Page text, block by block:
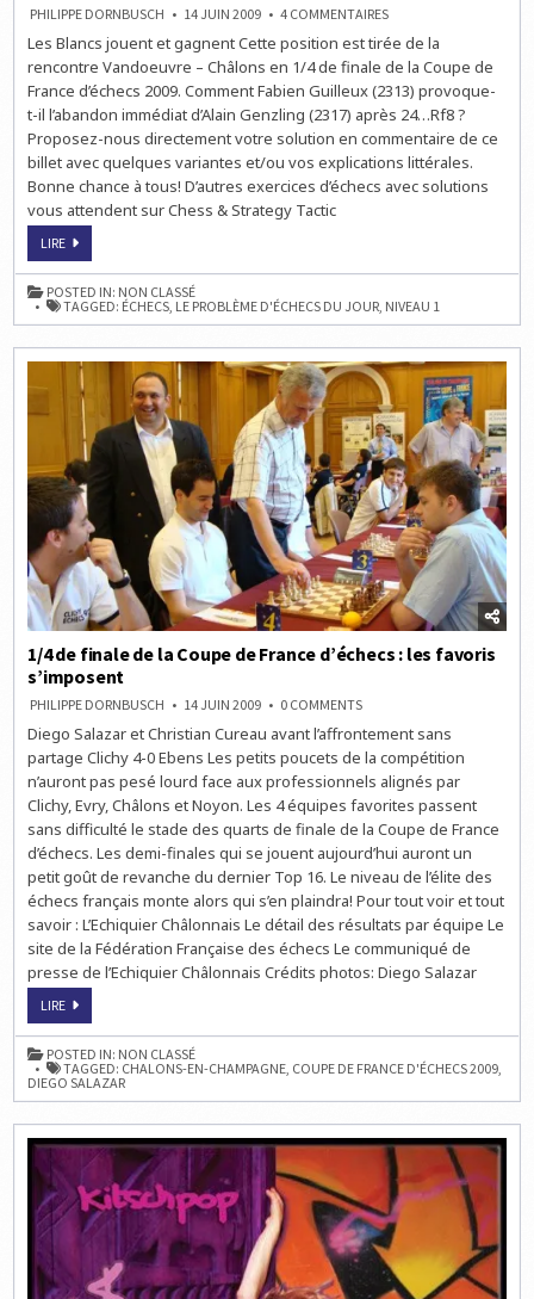
PHILIPPE DORNBUSCH 14 JUIN 2009 4 COMMENTAIRESSUR
PROBLÈME
DU
JOUR
–
NIVEAU
Les Blancs jouent et gagnent Cette position est tirée de la
rencontre Vandoeuvre – Châlons en 1/4 de finale de la Coupe de
France d’échecs 2009. Comment Fabien Guilleux (2313) provoque-
t-il l’abandon immédiat d’Alain Genzling (2317) après 24…Rf8 ?
Proposez-nous directement votre solution en commentaire de ce
billet avec quelques variantes et/ou vos explications littérales.
Bonne chance à tous! D’autres exercices d’échecs avec solutions
vous attendent sur Chess & Strategy Tactic
LIRELE
D’ÉCHECS
DU
JOUR
–
NIVEAU
POSTED IN: NON CLASSÉ
TAGGED: ÉCHECS, LE PROBLÈME D'ÉCHECS DU JOUR, NIVEAU 1
1/4 de finale de la Coupe de France d’échecs : les favoris
s’imposent
PHILIPPE DORNBUSCH 14 JUIN 2009 0 COMMENTSON
DE
DE
LA
COUPE
DE
D’ÉCHECS
:
LES
FAVORIS
Diego Salazar et Christian Cureau avant l’affrontement sans
partage Clichy 4-0 Ebens Les petits poucets de la compétition
n’auront pas pesé lourd face aux professionnels alignés par
Clichy, Evry, Châlons et Noyon. Les 4 équipes favorites passent
sans difficulté le stade des quarts de finale de la Coupe de France
d’échecs. Les demi-finales qui se jouent aujourd’hui auront un
petit goût de revanche du dernier Top 16. Le niveau de l’élite des
échecs français monte alors qui s’en plaindra! Pour tout voir et tout
savoir : L’Echiquier Châlonnais Le détail des résultats par équipe Le
site de la Fédération Française des échecs Le communiqué de
presse de l’Echiquier Châlonnais Crédits photos: Diego Salazar
LIRE1/4
FINALE
DE
LA
COUPE
DE
FRANCE
LES
FAVORIS
S’IMPOSENT
POSTED IN: NON CLASSÉ
TAGGED: CHALONS-EN-CHAMPAGNE, COUPE DE FRANCE D'ÉCHECS 2009,
DIEGO SALAZAR